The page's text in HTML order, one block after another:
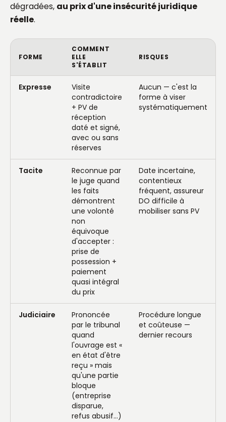
dégradées, au prix d'une insécurité juridique
réelle.
FORME
COMMENT
ELLE
S'ÉTABLIT
RISQUES
Expresse
Visite
contradictoire
+ PV de
réception
daté et signé,
avec ou sans
réserves
Aucun — c'est la
forme à viser
systématiquement
Tacite
Reconnue par
le juge quand
les faits
démontrent
une volonté
non
équivoque
d'accepter :
prise de
possession +
paiement
quasi intégral
du prix
Date incertaine,
contentieux
fréquent, assureur
DO difficile à
mobiliser sans PV
Judiciaire
Prononcée
par le tribunal
quand
l'ouvrage est «
en état d'être
reçu » mais
qu'une partie
bloque
(entreprise
disparue,
refus abusif…)
Procédure longue
et coûteuse —
dernier recours